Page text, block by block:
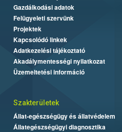
Gazdálkodási adatok
Felügyeleti szervünk
Projektek
Kapcsolódó linkek
Adatkezelési tájékoztató
Akadálymentességi nyilatkozat
Üzemeltetési információ
Szakterületek
Állat-egészségügy és állatvédelem
Állategészségügyi diagnosztika